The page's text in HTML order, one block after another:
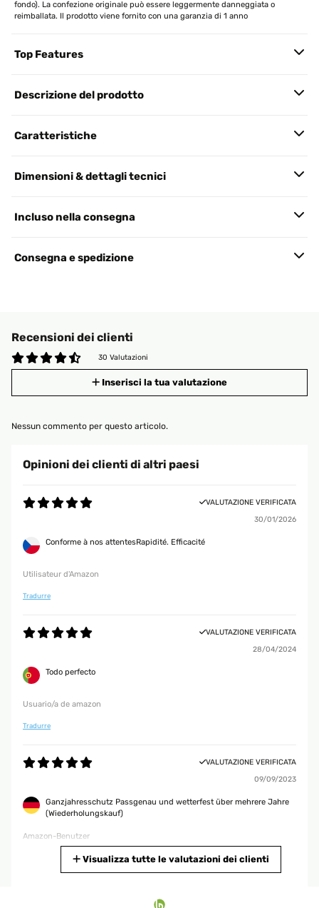
fondo). La confezione originale può essere leggermente danneggiata o
reimballata. Il prodotto viene fornito con una garanzia di 1 anno
Top Features
Descrizione del prodotto
Caratteristiche
Dimensioni & dettagli tecnici
Incluso nella consegna
Consegna e spedizione
Recensioni dei clienti
30 Valutazioni
Inserisci la tua valutazione
Nessun commento per questo articolo.
Opinioni dei clienti di altri paesi
VALUTAZIONE VERIFICATA
30/01/2026
Conforme à nos attentesRapidité. Efficacité
Utilisateur d'Amazon
Tradurre
VALUTAZIONE VERIFICATA
28/04/2024
Todo perfecto
Usuario/a de amazon
Tradurre
VALUTAZIONE VERIFICATA
09/09/2023
Ganzjahresschutz Passgenau und wetterfest über mehrere Jahre
(Wiederholungskauf)
Amazon-Benutzer
Visualizza tutte le valutazioni dei clienti